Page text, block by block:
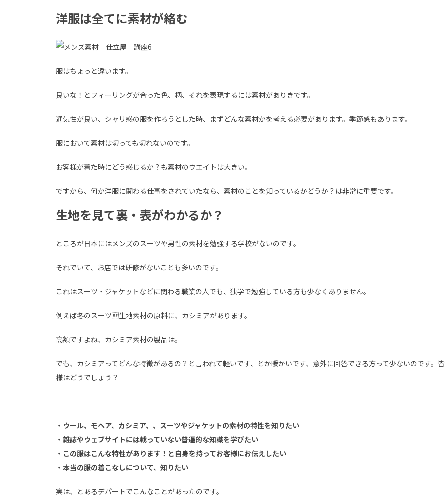
洋服は全てに素材が絡む
服はちょっと違います。
良いな！とフィーリングが合った色、柄、それを表現するには素材がありきです。
通気性が良い、シャリ感の服を作ろうとした時、まずどんな素材かを考える必要があります。季節感もあります。
服において素材は切っても切れないのです。
お客様が着た時にどう感じるか？も素材のウエイトは大きい。
ですから、何か洋服に関わる仕事をされていたなら、素材のことを知っているかどうか？は非常に重要です。
生地を見て裏・表がわかるか？
ところが日本にはメンズのスーツや男性の素材を勉強する学校がないのです。
それでいて、お店では研修がないことも多いのです。
これはスーツ・ジャケットなどに関わる職業の人でも、独学で勉強している方も少なくありません。
例えば冬のスーツ生地素材の原料に、カシミアがあります。
高額ですよね、カシミア素材の製品は。
でも、カシミアってどんな特徴があるの？と言われて軽いです、とか暖かいです、意外に回答できる方って少ないのです。皆
様はどうでしょう？
・ウール、モヘア、カシミア、、スーツやジャケットの素材の特性を知りたい
・雑誌やウェブサイトには載っていない普遍的な知識を学びたい
・この服はこんな特性があります！と自身を持ってお客様にお伝えしたい
・本当の服の着こなしについて、知りたい
実は、とあるデパートでこんなことがあったのです。